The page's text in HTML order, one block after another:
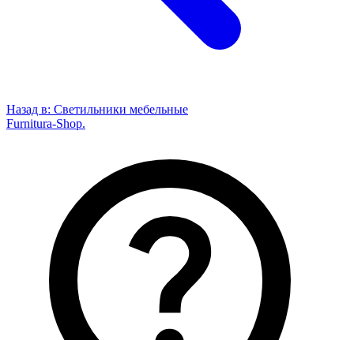
Назад в: Светильники мебельные
Furnitura-Shop.